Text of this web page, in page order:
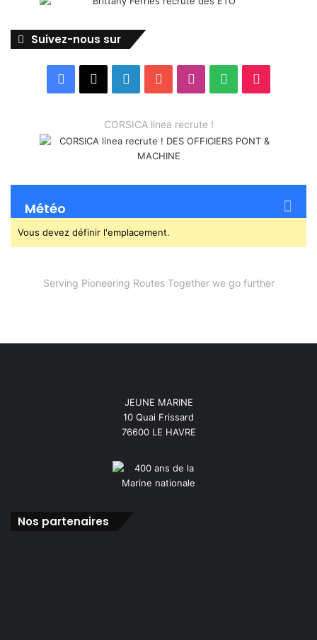
Suivez-nous sur
Facebook LinkedinYouTubeInstagram
Spotify
CORSICA linea recrute !
Météo
Vous devez définir l'emplacement.
Serving Pioneering Routes Together we go further
JEUNE MARINE
10 Quai Frissard
76600 LE HAVRE
Nos partenaires